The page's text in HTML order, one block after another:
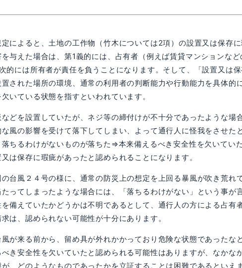
によると、土地の工作物（竹木については2項）の設置又は保存
与えた場合は、第1義的には、占有者（例えば賃貸マンションな
的には所有者が責任を負うことになります。そして、「設置又は
された場所の環境、通常の利用者の判断能力や行動能力を具体的
いている状態を指すといわれています。
どを設置していたが、ネジ等の締付けが不十分であったような場
風の影響を受けて落下してしまい、よって通行人に怪我をさせた
ちるわけがないものが落ちた⇒本来備えるべき安全性を欠いてい
は保存に瑕疵があったと認められることになります。
台風２４号の様に、通常の防災上の想定を上回る暴風が吹き荒れ
ってしまったような場合には、「落ちるわけがない」という事が
備えていたかどうかは不明であるとして、通行人の方による占有
は、認められない可能性が十分にあります。
が来る前から、留め具が外れかかっており危険な状態であったな
き安全性を欠いていたと認められる可能性はありますが、なかな
、どのようなものであったかを立証することは困難であるといえま